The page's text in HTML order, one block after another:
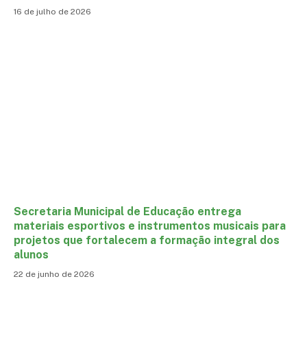
16 de julho de 2026
Secretaria Municipal de Educação entrega
materiais esportivos e instrumentos musicais para
projetos que fortalecem a formação integral dos
alunos
22 de junho de 2026